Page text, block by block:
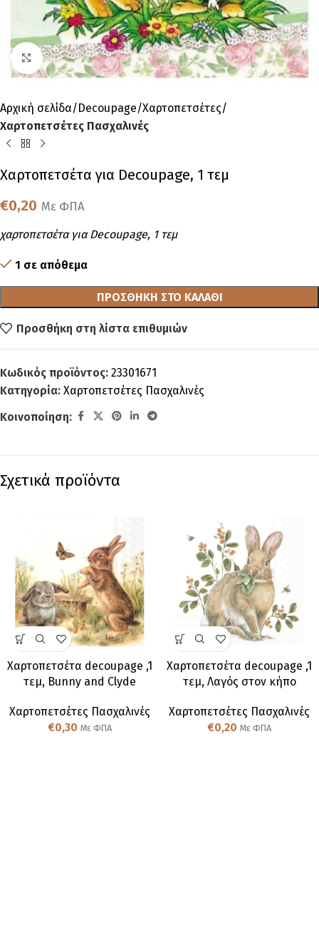
Click to enlarge
Αρχική σελίδα Decoupage Χαρτοπετσέτες
Χαρτοπετσέτες Πασχαλινές
Χαρτοπετσέτα για Decoupage, 1 τεμ
€0,20 Με ΦΠΑ
χαρτοπετσέτα για Decoupage, 1 τεμ
1 σε απόθεμα
ΠΡΟΣΘΉΚΗ ΣΤΟ ΚΑΛΆΘΙ
Προσθήκη στη λίστα επιθυμιών
Κωδικός προϊόντος: 23301671
Κατηγορία: Χαρτοπετσέτες Πασχαλινές
Κοινοποίηση:
Σχετικά προϊόντα
Χαρτοπετσέτα decoupage ,1
τεμ, Bunny and Clyde
Χαρτοπετσέτες Πασχαλινές
€0,30 Με ΦΠΑ
Χαρτοπετσέτα decoupage ,1
τεμ, Λαγός στον κήπο
Χαρτοπετσέτες Πασχαλινές
€0,20 Με ΦΠΑ